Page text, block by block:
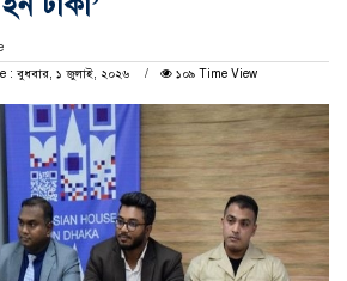
: বুধবার, ১ জুলাই, ২০২৬
১০৯ Time View